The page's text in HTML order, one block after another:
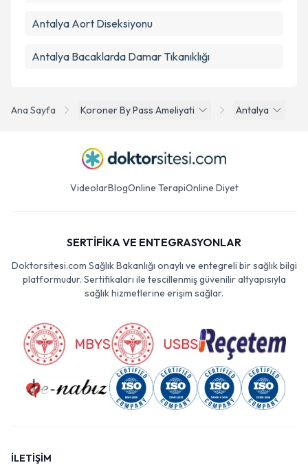
Ana Sayfa Koroner By Pass Ameliyati Antalya
Antalya Aort Diseksiyonu
Antalya Bacaklarda Damar Tıkanıklığı
VideolarBlogOnline TerapiOnline Diyet
SERTİFİKA VE ENTEGRASYONLAR
Doktorsitesi.com Sağlık Bakanlığı onaylı ve entegreli bir sağlık bilgi
platformudur. Sertifikaları ile tescillenmiş güvenilir altyapısıyla
sağlık hizmetlerine erişim sağlar.
İLETİŞİM